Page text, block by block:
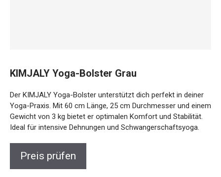
Yoga-Praxis. Mit 60 cm Länge, 25 cm Durchmesser und
einem Gewicht von 3 kg bietet er optimalen Komfort und
Stabilität. Ideal für intensive Dehnungen und
Schwangerschaftsyoga.
Preis prüfen